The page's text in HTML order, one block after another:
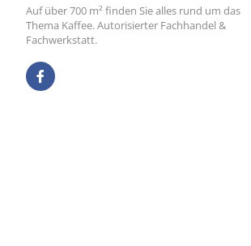
Auf über 700 m² finden Sie alles rund um das
Thema Kaffee. Autorisierter Fachhandel &
Fachwerkstatt.